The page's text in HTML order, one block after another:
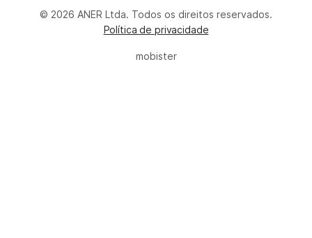
© 2026 ANER Ltda. Todos os direitos reservados.
Política de privacidade
mobister